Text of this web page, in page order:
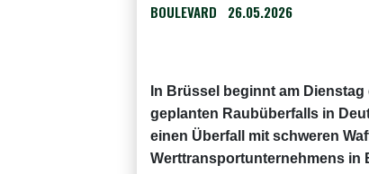
BOULEVARD 26.05.2026
In Brüssel beginnt am
geplanten Raubüberfalls in
einen Überfall mit schweren
Werttransportunternehmens in